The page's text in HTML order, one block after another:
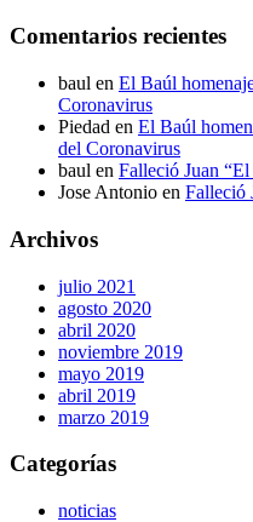
Comentarios recientes
baul en El Baúl
Coronavirus
Piedad en El Baúl
del Coronavirus
baul en Falleció Juan “El
Jose Antonio en Falleció
Archivos
julio 2021
agosto 2020
abril 2020
noviembre 2019
mayo 2019
abril 2019
marzo 2019
Categorías
noticias